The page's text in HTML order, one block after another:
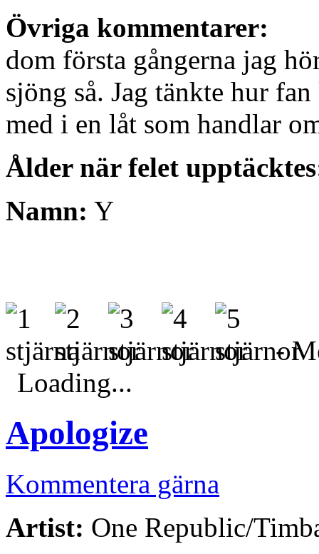
Övriga kommentarer:
dom första gångerna jag
sjöng så. Jag tänkte hur
med i en låt som handlar
Ålder när felet
Namn: Y
-
Loading...
Apologize
Kommentera gärna
Artist: One Republic/